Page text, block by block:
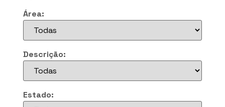
Área:
Descrição:
Estado: